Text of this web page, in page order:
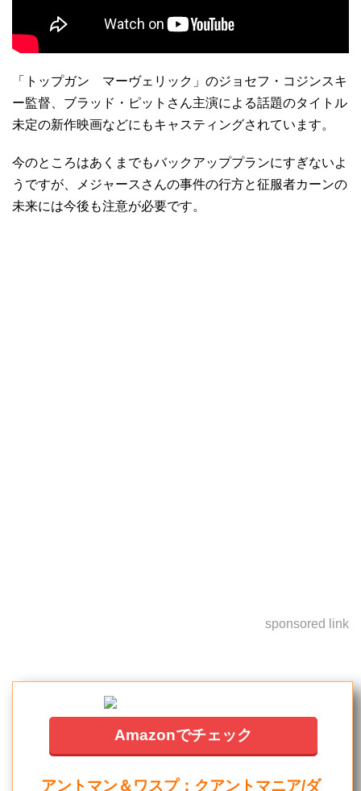
「トップガン マーヴェリック」のジョセフ・コジンスキ
ー監督、ブラッド・ピットさん主演による話題のタイトル
未定の新作映画などにもキャスティングされています。
今のところはあくまでもバックアッププランにすぎないよ
うですが、メジャースさんの事件の行方と征服者カーンの
未来には今後も注意が必要です。
sponsored link
Amazonでチェック
アントマン＆ワスプ：クアントマニア/ダ